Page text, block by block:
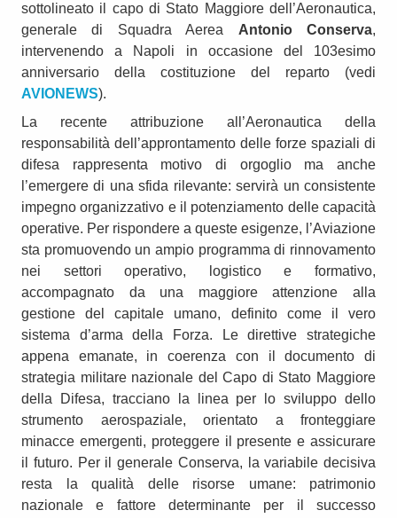
sottolineato il capo di Stato Maggiore dell’Aeronautica,
generale di Squadra Aerea Antonio Conserva,
intervenendo a Napoli in occasione del 103esimo
anniversario della costituzione del reparto (vedi
AVIONEWS).
La recente attribuzione all’Aeronautica della
responsabilità dell’approntamento delle forze spaziali di
difesa rappresenta motivo di orgoglio ma anche
l’emergere di una sfida rilevante: servirà un consistente
impegno organizzativo e il potenziamento delle capacità
operative. Per rispondere a queste esigenze, l’Aviazione
sta promuovendo un ampio programma di rinnovamento
nei settori operativo, logistico e formativo,
accompagnato da una maggiore attenzione alla
gestione del capitale umano, definito come il vero
sistema d’arma della Forza. Le direttive strategiche
appena emanate, in coerenza con il documento di
strategia militare nazionale del Capo di Stato Maggiore
della Difesa, tracciano la linea per lo sviluppo dello
strumento aerospaziale, orientato a fronteggiare
minacce emergenti, proteggere il presente e assicurare
il futuro. Per il generale Conserva, la variabile decisiva
resta la qualità delle risorse umane: patrimonio
nazionale e fattore determinante per il successo